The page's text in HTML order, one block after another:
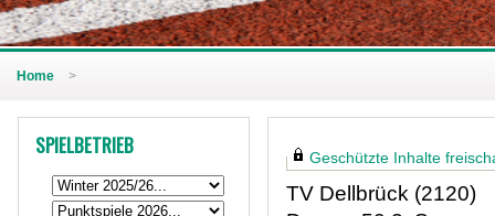
Home >
SPIELBETRIEB Geschützte Inhalte
TV Dellbrück (2120)